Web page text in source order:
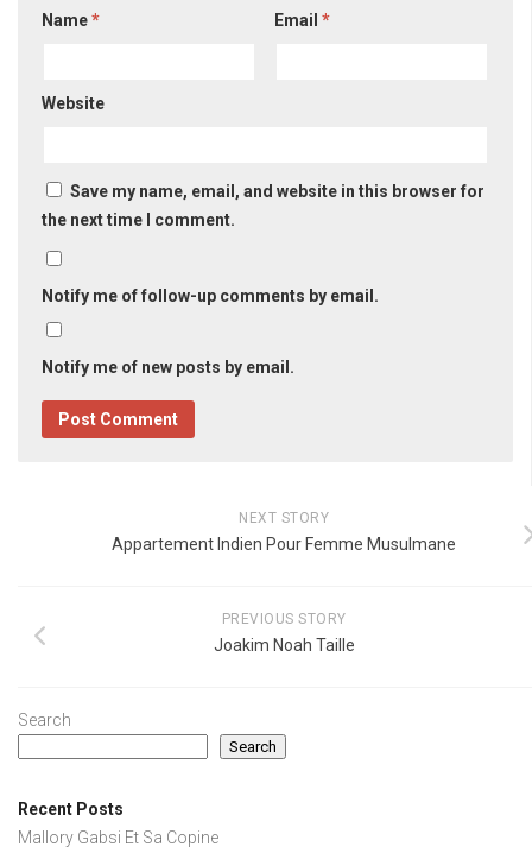
Name* Email*
Website
Save my name, email, and website in this browser for
the next time I comment.
Notify me of follow-up comments by email.
Notify me of new posts by email.
NEXT STORY
Appartement Indien Pour Femme Musulmane
PREVIOUS STORY
Joakim Noah Taille
Search
Search
Recent Posts
Mallory Gabsi Et Sa Copine